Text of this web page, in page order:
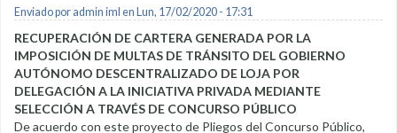
Enviado por admin iml en Lun, 17/02/2020 - 17:31
RECUPERACIÓN DE CARTERA GENERADA POR LA
IMPOSICIÓN DE MULTAS DE TRÁNSITO DEL GOBIERNO
AUTÓNOMO DESCENTRALIZADO DE LOJA POR
DELEGACIÓN A LA INICIATIVA PRIVADA MEDIANTE
SELECCIÓN A TRAVÉS DE CONCURSO PÚBLICO
De acuerdo con este proyecto de Pliegos del Concurso Público,